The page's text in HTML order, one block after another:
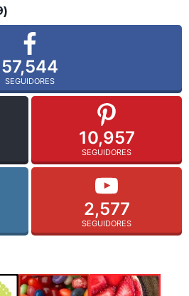
57,544
SEGUIDORES
10,957
SEGUIDORES
2,577
SEGUIDORES